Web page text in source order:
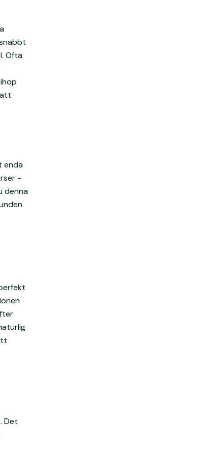
Ofta
enda
-
denna
Det